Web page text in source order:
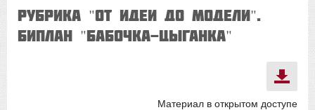
Рубрика "От идеи до модели".
Биплан "Бабочка-цыганка"
Материал в открытом доступе